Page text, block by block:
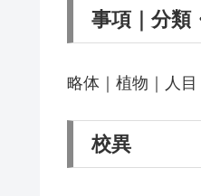
事項｜分類
略体｜植物｜人
校異